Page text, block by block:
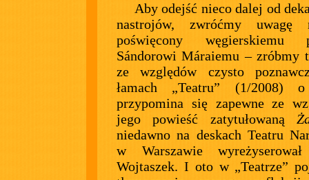
Aby odejść nieco dalej od
nastrojów, zwróćmy
poświęcony węgierskiemu
Sándorowi Máraiemu – zróbmy
ze względów czysto
łamach „Teatru” (1/2008)
przypomina się zapewne ze
jego powieść zatytułowaną
niedawno na deskach Teatru
w Warszawie
Wojtaszek. I oto w „Teatrze”